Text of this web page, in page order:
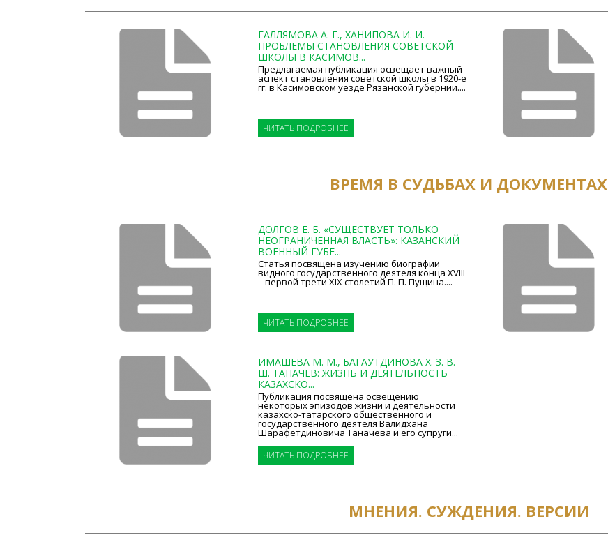
ГАЛЛЯМОВА А. Г., ХАНИПОВА И. И.
ПРОБЛЕМЫ СТАНОВЛЕНИЯ СОВЕТСКОЙ
ШКОЛЫ В КАСИМОВ...
Предлагаемая публикация освещает важный
аспект становления советской школы в 1920-е
гг. в Касимовском уезде Рязанской губернии....
ЧИТАТЬ ПОДРОБНЕЕ
ВРЕМЯ В СУДЬБАХ И ДОКУМЕНТАХ
ДОЛГОВ Е. Б. «СУЩЕСТВУЕТ ТОЛЬКО
НЕОГРАНИЧЕННАЯ ВЛАСТЬ»: КАЗАНСКИЙ
ВОЕННЫЙ ГУБЕ...
Статья посвящена изучению биографии
видного государственного деятеля конца XVIII
– первой трети XIX столетий П. П. Пущина....
ЧИТАТЬ ПОДРОБНЕЕ
ИМАШЕВА М. М., БАГАУТДИНОВА Х. З. В.
Ш. ТАНАЧЕВ: ЖИЗНЬ И ДЕЯТЕЛЬНОСТЬ
КАЗАХСКО...
Публикация посвящена освещению
некоторых эпизодов жизни и деятельности
казахско-татарского общественного и
государственного деятеля Валидхана
Шарафетдиновича Таначева и его супруги...
ЧИТАТЬ ПОДРОБНЕЕ
МНЕНИЯ. СУЖДЕНИЯ. ВЕРСИИ